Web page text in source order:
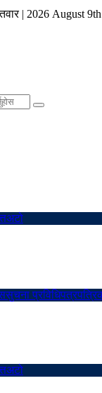
| 2026 August
अटो
सुचना प्रविधि
अटो